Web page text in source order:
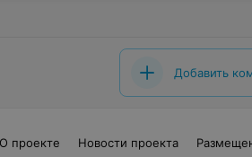
Добавить
О проекте Новости проекта